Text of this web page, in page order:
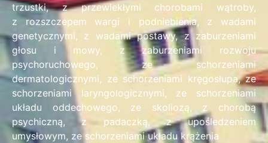
trzustki, z przewlekłymi chorobami wątroby,
z rozszczepem wargi i podniebienia, z wadami
genetycznymi, z wadami postawy, z zaburzeniami
głosu i mowy, z zaburzeniami rozwoju
psychoruchowego, ze schorzeniami
dermatologicznymi, ze schorzeniami kręgosłupa, ze
schorzeniami laryngologicznymi, ze schorzeniami
układu oddechowego, ze skoliozą, z chorobą
psychiczną, z padaczką, z upośledzeniem
umysłowym, ze schorzeniami układu krążenia